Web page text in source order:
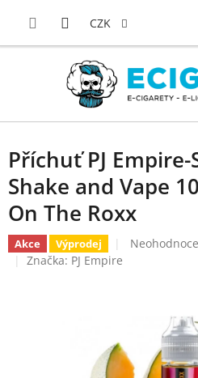
CZK
Příchuť PJ
Shake and Vape
On The Roxx
Akce Výprodej
Průměrné
hvězdiček.
Značka: PJ Empire